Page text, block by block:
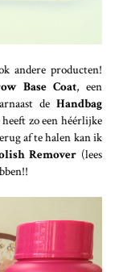
andere producten!
Base Coat, een
de Handbag
heeft zo een héérlijke
af te halen kan ik
Remover (lees